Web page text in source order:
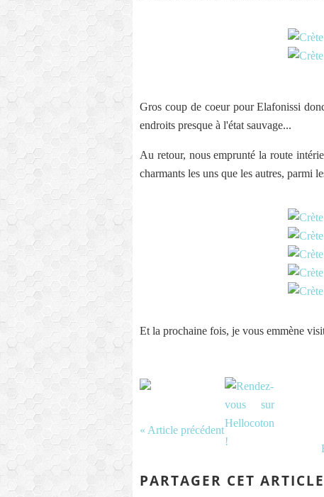
Gros coup de coeur pour Elafonissi
endroits presque à l'état sauvage...
Au retour, nous emprunté la route
charmants les uns que les autres, parmi
Et la prochaine fois, je vous emmène
« Article précédent
PARTAGER CET ARTICLE